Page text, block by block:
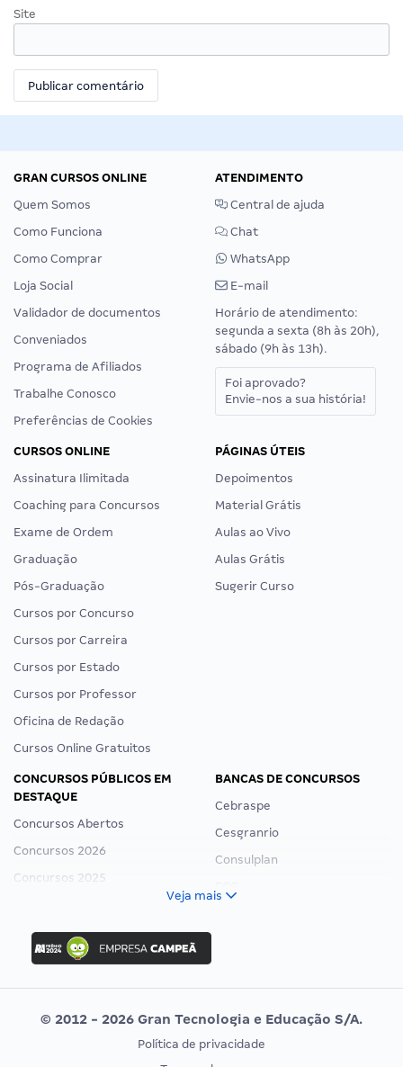
Site
GRAN CURSOS ONLINE
Quem Somos
Como Funciona
Como Comprar
Loja Social
Validador de documentos
Conveniados
Programa de Afiliados
Trabalhe Conosco
Preferências de Cookies
ATENDIMENTO
Central de ajuda
Chat
WhatsApp
E-mail
Horário de atendimento:
segunda a sexta (8h às 20h),
sábado (9h às 13h).
Foi aprovado?
Envie-nos a sua história!
CURSOS ONLINE
Assinatura Ilimitada
Coaching para Concursos
Exame de Ordem
Graduação
Pós-Graduação
Cursos por Concurso
Cursos por Carreira
Cursos por Estado
Cursos por Professor
Oficina de Redação
Cursos Online Gratuitos
PÁGINAS ÚTEIS
Depoimentos
Material Grátis
Aulas ao Vivo
Aulas Grátis
Sugerir Curso
CONCURSOS PÚBLICOS EM
DESTAQUE
Concursos Abertos
Concursos 2026
Concursos 2025
Concurso Ibama
Concurso MPU
Editais publicados
BANCAS DE CONCURSOS
Cebraspe
Cesgranrio
Consulplan
Vunesp
CONCURSOS POR PROFISSÃO EXAME DE ORDEM
Veja mais
© 2012 - 2026 Gran Tecnologia e Educação S/A.
Política de privacidade